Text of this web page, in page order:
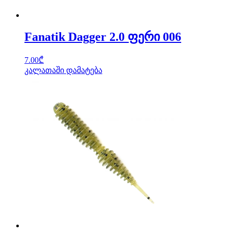
Fanatik Dagger 2.0 ფერი 006
7.00₾
კალათაში დამატება